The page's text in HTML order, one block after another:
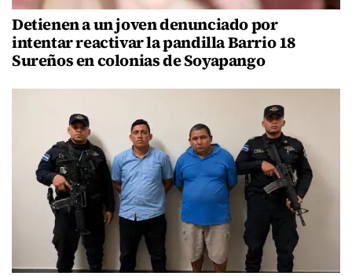
Detienen a un joven denunciado por
intentar reactivar la pandilla Barrio 18
Sureños en colonias de Soyapango